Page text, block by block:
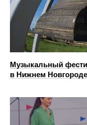
Музыкальный
в Нижнем Новгороде